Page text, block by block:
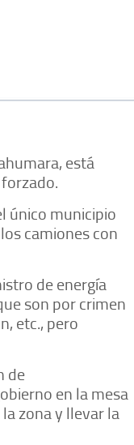
está
único municipio
camiones con
de energía
son por crimen
etc., pero
de
en la mesa
zona y llevar la